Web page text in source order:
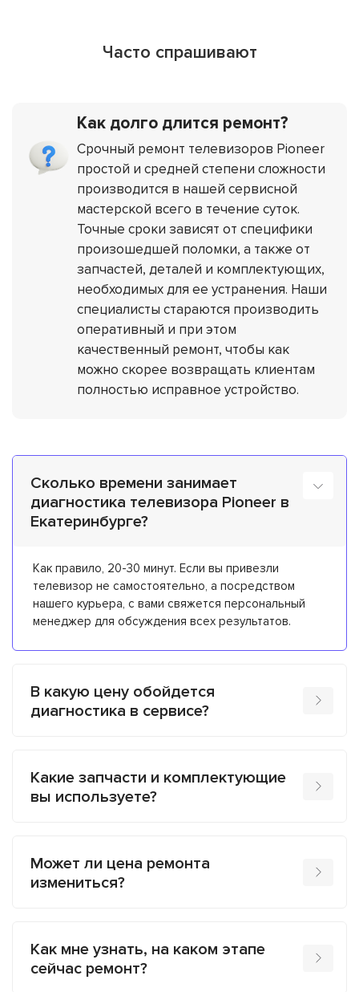
Часто спрашивают
Как долго длится ремонт?
Срочный ремонт телевизоров Pioneer
простой и средней степени сложности
производится в нашей сервисной
мастерской всего в течение суток.
Точные сроки зависят от специфики
произошедшей поломки, а также от
запчастей, деталей и комплектующих,
необходимых для ее устранения. Наши
специалисты стараются производить
оперативный и при этом
качественный ремонт, чтобы как
можно скорее возвращать клиентам
полностью исправное устройство.
Сколько времени занимает
диагностика телевизора Pioneer в
Екатеринбурге?
Как правило, 20-30 минут. Если вы привезли
телевизор не самостоятельно, а посредством
нашего курьера, с вами свяжется персональный
менеджер для обсуждения всех результатов.
В какую цену обойдется
диагностика в сервисе?
Какие запчасти и комплектующие
вы используете?
Может ли цена ремонта
измениться?
Как мне узнать, на каком этапе
сейчас ремонт?